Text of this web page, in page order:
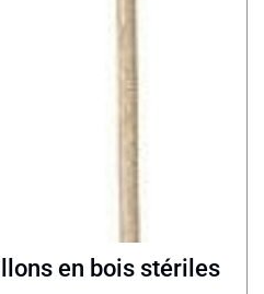
en bois stériles